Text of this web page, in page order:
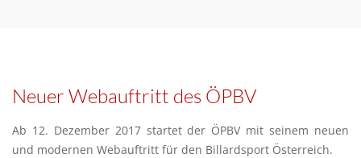
Neuer Webauftritt des ÖPBV
Ab 12. Dezember 2017 startet der ÖPBV mit seinem neuen
und modernen Webauftritt für den Billardsport Österreich.